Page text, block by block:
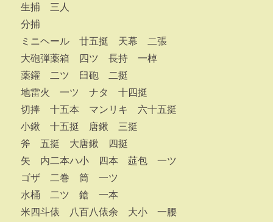
生捕 三人
分捕
ミニヘール 廿五挺 天幕 二張
大砲弾薬箱 四ツ 長持 一棹
薬鑵 二ツ 臼砲 二挺
地雷火 一ツ ナタ 十四挺
切捧 十五本 マンリキ 六十五挺
小鍬 十五挺 唐鍬 三挺
斧 五挺 大唐鍬 四挺
矢 内二本ハ小 四本 莚包 一ツ
ゴザ 二巻 筒 一ツ
水桶 二ツ 鎗 一本
米四斗俵 八百八俵余 大小 一腰